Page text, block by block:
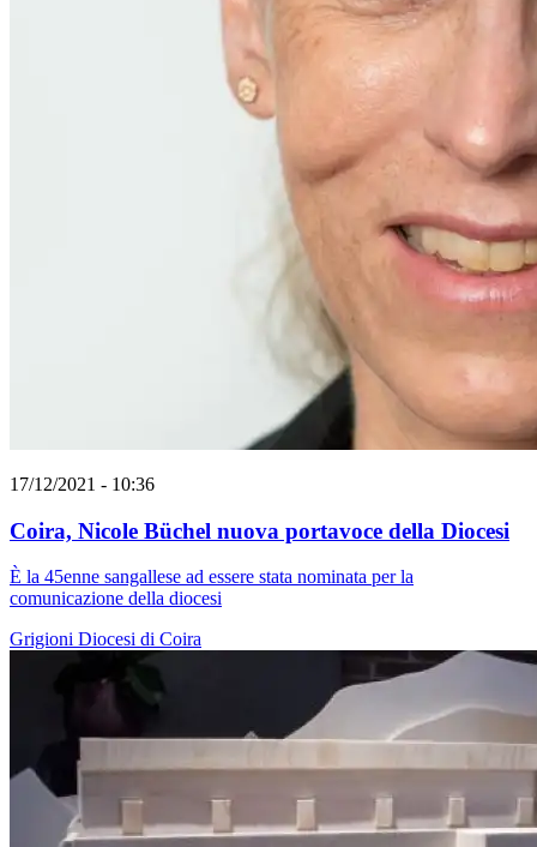
17/12/2021 - 10:36
Coira, Nicole Büchel nuova portavoce della Diocesi
È la 45enne sangallese ad essere stata nominata per la
comunicazione della diocesi
Grigioni Diocesi di Coira